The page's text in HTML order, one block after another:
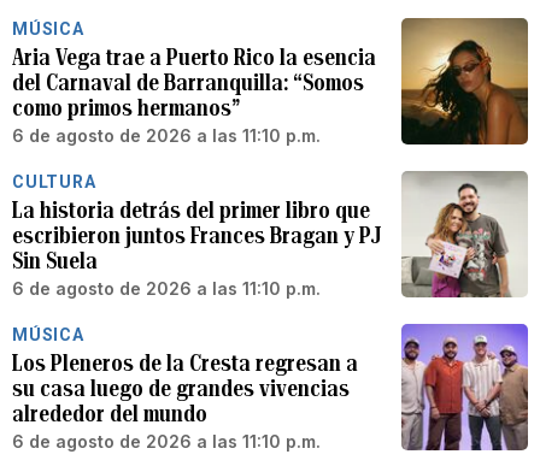
MÚSICA
Aria Vega trae a Puerto Rico la esencia
del Carnaval de Barranquilla: “Somos
como primos hermanos”
6 de agosto de 2026 a las 11:10 p.m.
CULTURA
La historia detrás del primer libro que
escribieron juntos Frances Bragan y PJ
Sin Suela
6 de agosto de 2026 a las 11:10 p.m.
MÚSICA
Los Pleneros de la Cresta regresan a
su casa luego de grandes vivencias
alrededor del mundo
6 de agosto de 2026 a las 11:10 p.m.